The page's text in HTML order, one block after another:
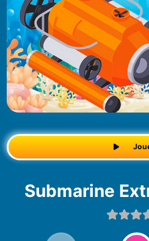
Submarine